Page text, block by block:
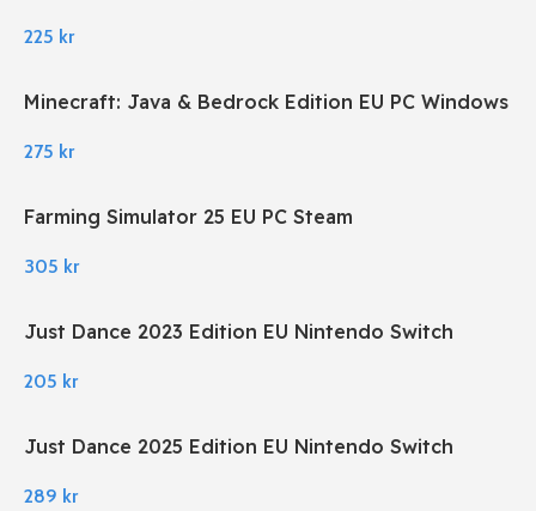
225 kr
Minecraft: Java & Bedrock Edition EU PC Windows
275 kr
Farming Simulator 25 EU PC Steam
305 kr
Just Dance 2023 Edition EU Nintendo Switch
205 kr
Just Dance 2025 Edition EU Nintendo Switch
289 kr